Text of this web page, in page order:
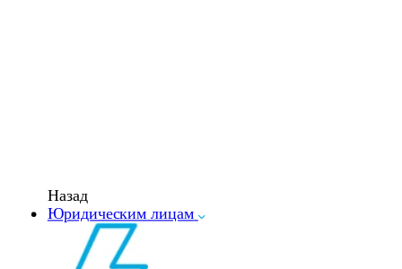
Назад
Юридическим лицам